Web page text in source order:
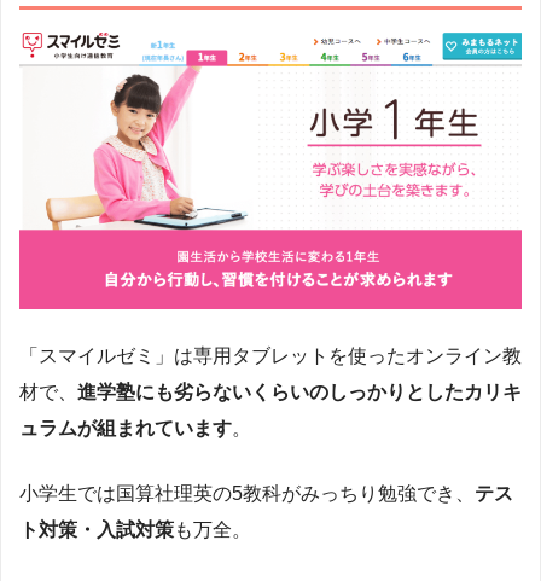
「スマイルゼミ」は専用タブレットを使ったオンライン教
材で、 進学塾にも劣らないくらいのしっかりとしたカリキ
ュラムが組まれています。
小学生では国算社理英の5教科がみっちり勉強でき、 テス
ト対策・入試対策も万全。